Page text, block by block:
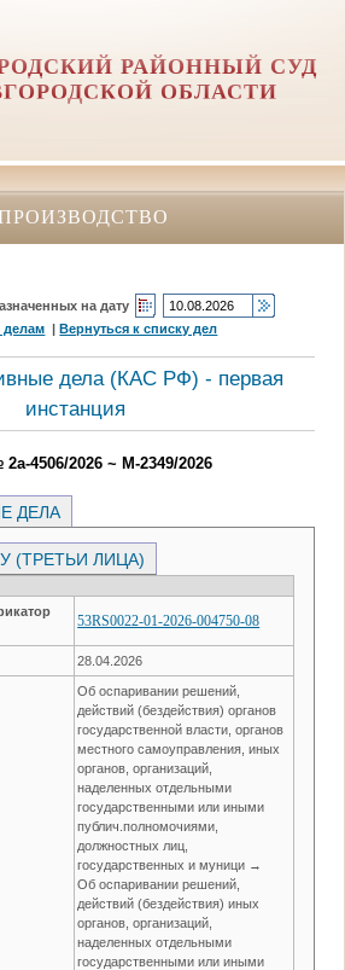
РАЙОННЫЙ СУД
ОБЛАСТИ
на дату
|Вернуться к списку дел
дела (КАC РФ) - первая
инстанция
4506/2026 ~ М-2349/2026
ДЕЛА
(ТРЕТЬИ ЛИЦА)
53RS0022-01-2026-004750-08
28.04.2026
Об оспаривании решений,
действий (бездействия) органов
государственной власти, органов
местного самоуправления, иных
органов, организаций,
наделенных отдельными
государственными или иными
публич.полномочиями,
должностных лиц,
государственных и муници →
Об оспаривании решений,
действий (бездействия) иных
органов, организаций,
наделенных отдельными
государственными или иными